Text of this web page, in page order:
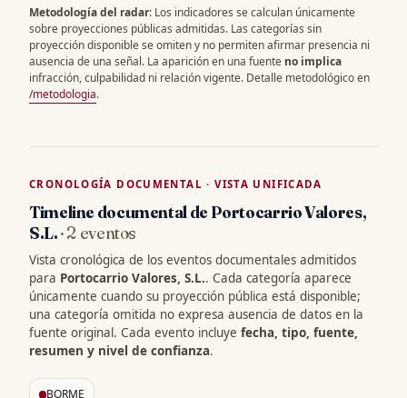
Metodología del radar: Los indicadores se calculan únicamente
sobre proyecciones públicas admitidas. Las categorías sin
proyección disponible se omiten y no permiten afirmar presencia ni
ausencia de una señal. La aparición en una fuente no implica
infracción, culpabilidad ni relación vigente. Detalle metodológico en
/metodologia.
CRONOLOGÍA DOCUMENTAL · VISTA UNIFICADA
Timeline documental de Portocarrio Valores,
S.L.· 2 eventos
Vista cronológica de los eventos documentales admitidos
para Portocarrio Valores, S.L.. Cada categoría aparece
únicamente cuando su proyección pública está disponible;
una categoría omitida no expresa ausencia de datos en la
fuente original. Cada evento incluye fecha, tipo, fuente,
resumen y nivel de confianza.
BORME